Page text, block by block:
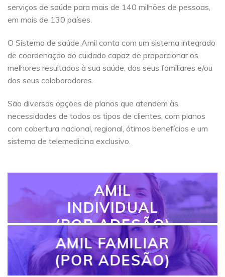
serviços de saúde para mais de 140 milhões de pessoas,
em mais de 130 países.
O Sistema de saúde Amil conta com um sistema integrado
de coordenação do cuidado capaz de proporcionar os
melhores resultados à sua saúde, dos seus familiares e/ou
dos seus colaboradores.
São diversas opções de planos que atendem às
necessidades de todos os tipos de clientes, com planos
com cobertura nacional, regional, ótimos benefícios e um
sistema de telemedicina exclusivo.
AMIL
INDIVIDUAL
(POR ADESÃO)
AMIL FAMILIAR
(POR ADESÃO)